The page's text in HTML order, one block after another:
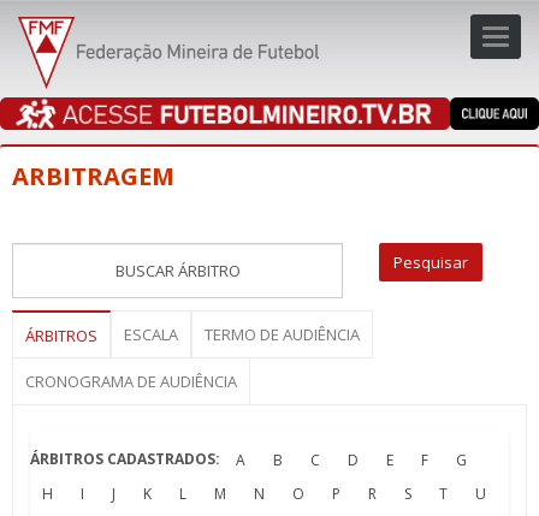
ARBITRAGEM
ÁRBITROS ESCALA TERMO DE AUDIÊNCIA
CRONOGRAMA DE AUDIÊNCIA
ÁRBITROS CADASTRADOS: A B C D E F
G
H
I J K L M N O P R S T
U